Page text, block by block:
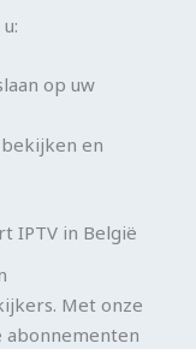
op uw
en
IPTV in België
Met onze
abonnementen